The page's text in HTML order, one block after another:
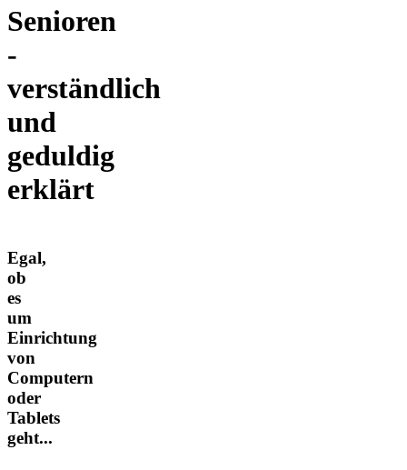
Senioren
-
verständlich
und
geduldig
erklärt
Egal,
ob
es
um
Einrichtung
von
Computern
oder
Tablets
geht...